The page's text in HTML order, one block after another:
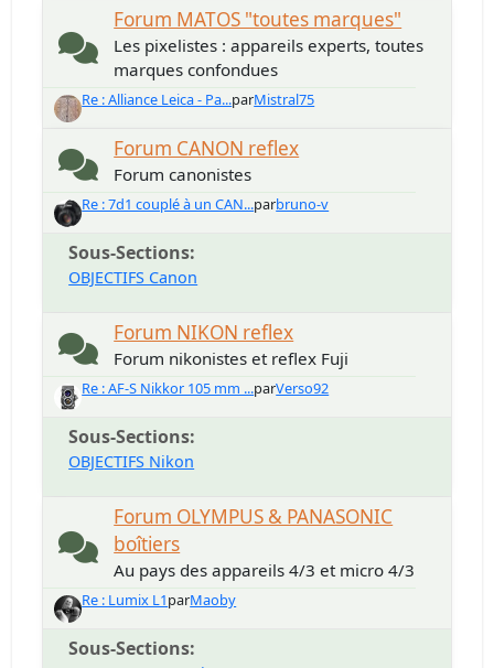
Forum MATOS "toutes marques"
Les pixelistes : appareils experts, toutes
marques confondues
Re : Alliance Leica - Pa...parMistral75
Forum CANON reflex
Forum canonistes
Re : 7d1 couplé à un CAN...parbruno-v
Sous-Sections
OBJECTIFS Canon
Forum NIKON reflex
Forum nikonistes et reflex Fuji
Re : AF-S Nikkor 105 mm ...parVerso92
Sous-Sections
OBJECTIFS Nikon
Forum OLYMPUS & PANASONIC
boîtiers
Au pays des appareils 4/3 et micro 4/3
Re : Lumix L1parMaoby
Sous-Sections